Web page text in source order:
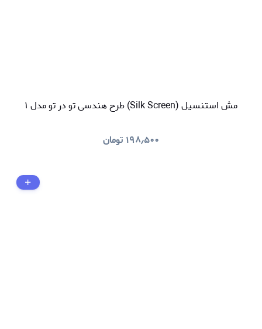
مش استنسیل (Silk Screen) طرح هندسی تو در تو مدل ۱
۱۹۸٫۵۰۰ تومان